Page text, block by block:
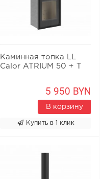
Каминная топка LL
Calor ATRIUM 50 + T
5 950 BYN
В корзину
Купить в 1 клик